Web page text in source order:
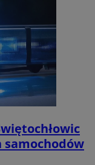
samochodów